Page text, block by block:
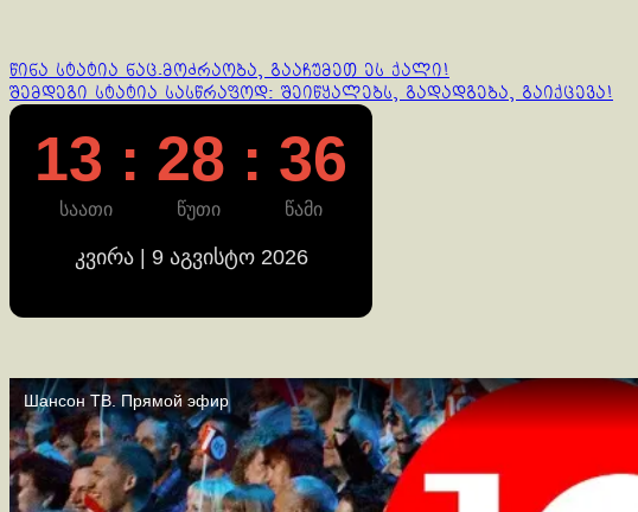
Continue
Reading
წინა სტატია ნაც.მოძრაობა, გააჩუმეთ ეს ქალი!
შემდეგი სტატია სასწრაფოდ: შეიწყალებს, გადადგება, გაიქცევა!
13 : 28 : 36
საათი წუთი წამი
კვირა | 9 აგვისტო 2026